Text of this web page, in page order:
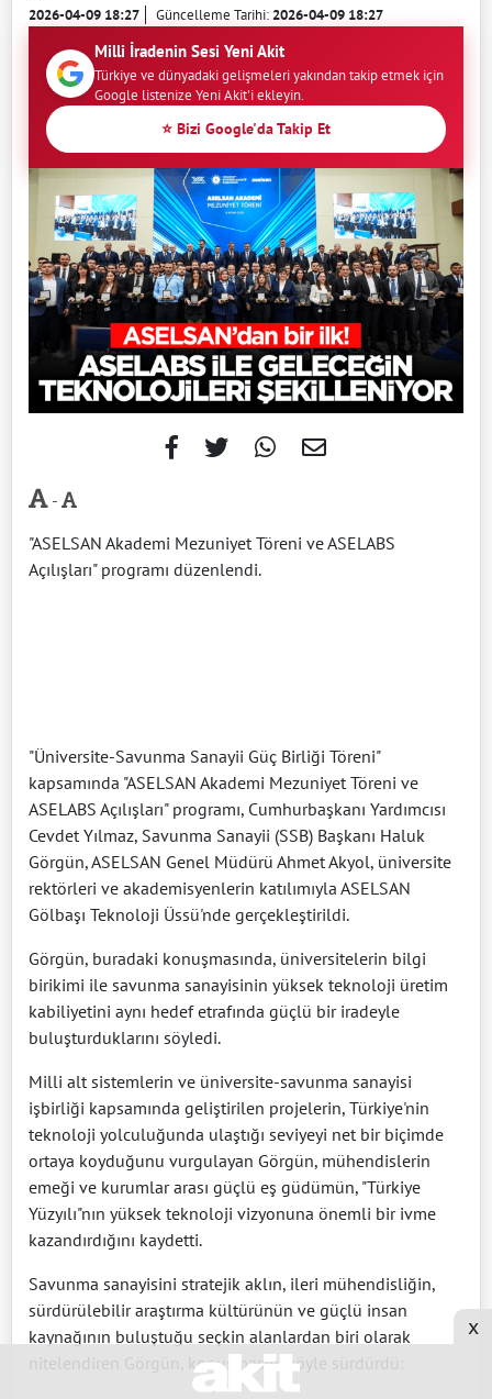
2026-04-09 18:27 Güncelleme Tarihi:2026-04-09 18:27
Milli İradenin Sesi Yeni Akit
Türkiye ve dünyadaki gelişmeleri yakından takip etmek için
Google listenize Yeni Akit'i ekleyin.
⭐ Bizi Google'da Takip Et
-
"ASELSAN Akademi Mezuniyet Töreni ve ASELABS
Açılışları" programı düzenlendi.
"Üniversite-Savunma Sanayii Güç Birliği Töreni"
kapsamında "ASELSAN Akademi Mezuniyet Töreni ve
ASELABS Açılışları" programı, Cumhurbaşkanı Yardımcısı
Cevdet Yılmaz, Savunma Sanayii (SSB) Başkanı Haluk
Görgün, ASELSAN Genel Müdürü Ahmet Akyol, üniversite
rektörleri ve akademisyenlerin katılımıyla ASELSAN
Gölbaşı Teknoloji Üssü'nde gerçekleştirildi.
Görgün, buradaki konuşmasında, üniversitelerin bilgi
birikimi ile savunma sanayisinin yüksek teknoloji üretim
kabiliyetini aynı hedef etrafında güçlü bir iradeyle
buluşturduklarını söyledi.
Milli alt sistemlerin ve üniversite-savunma sanayisi
işbirliği kapsamında geliştirilen projelerin, Türkiye'nin
teknoloji yolculuğunda ulaştığı seviyeyi net bir biçimde
ortaya koyduğunu vurgulayan Görgün, mühendislerin
emeği ve kurumlar arası güçlü eş güdümün, "Türkiye
Yüzyılı"nın yüksek teknoloji vizyonuna önemli bir ivme
kazandırdığını kaydetti.
Savunma sanayisini stratejik aklın, ileri mühendisliğin,
sürdürülebilir araştırma kültürünün ve güçlü insan
kaynağının buluştuğu seçkin alanlardan biri olarak
nitelendiren Görgün, konuşmasını şöyle sürdürdü:
x